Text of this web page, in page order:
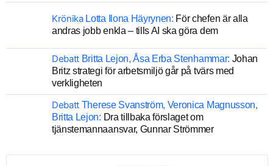
Krönika Lotta Ilona Häyrynen: För chefen är alla
andras jobb enkla – tills AI ska göra dem
Debatt Britta Lejon, Åsa Erba Stenhammar: Johan
Britz strategi för arbetsmiljö går på tvärs med
verkligheten
Debatt Therese Svanström, Veronica Magnusson,
Britta Lejon: Dra tillbaka förslaget om
tjänstemannaansvar, Gunnar Strömmer